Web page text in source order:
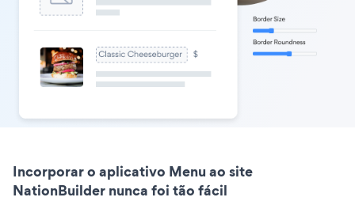
Incorporar o aplicativo Menu ao site
NationBuilder nunca foi tão fácil